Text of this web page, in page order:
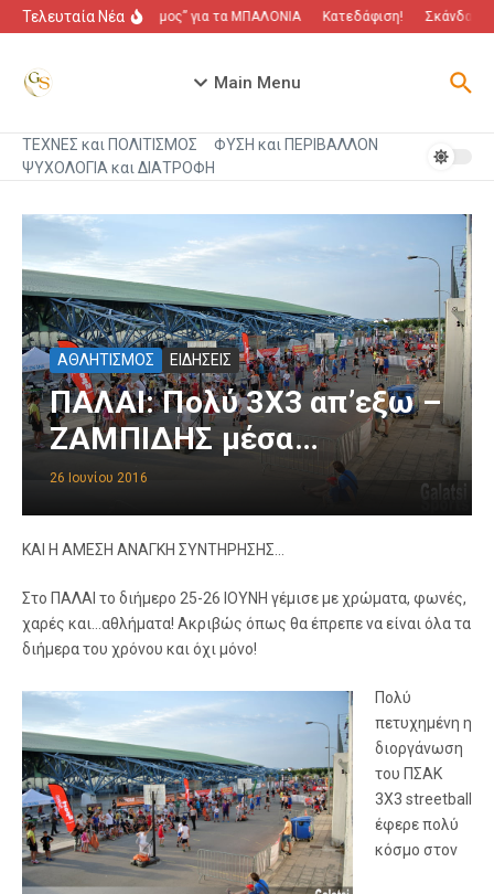
Μετάβαση στο περιεχόμενο
Τελευταία Νέα“Πόλεμος” για τα ΜΠΑΛΟΝΙΑ Κατεδάφιση! Σκάνδαλο
Main Menu
ΤΕΧΝΕΣ και ΠΟΛΙΤΙΣΜΟΣ
ΦΥΣΗ και ΠΕΡΙΒΑΛΛΟΝ
ΨΥΧΟΛΟΓΙΑ και ΔΙΑΤΡΟΦΗ
ΑΘΛΗΤΙΣΜΟΣ ΕΙΔΗΣΕΙΣ
ΠΑΛΑΙ: Πολύ 3Χ3 απ’εξω –
ΖΑΜΠΙΔΗΣ μέσα…
26 Ιουνίου 2016
ΚΑΙ Η ΑΜΕΣΗ ΑΝΑΓΚΗ ΣΥΝΤΗΡΗΣΗΣ…
Στο ΠΑΛΑΙ το διήμερο 25-26 ΙΟΥΝΗ γέμισε με χρώματα, φωνές,
χαρές και…αθλήματα! Ακριβώς όπως θα έπρεπε να είναι όλα τα
διήμερα του χρόνου και όχι μόνο!
Πολύ
πετυχημένη η
διοργάνωση
του ΠΣΑΚ
3Χ3 streetball
έφερε πολύ
κόσμο στον